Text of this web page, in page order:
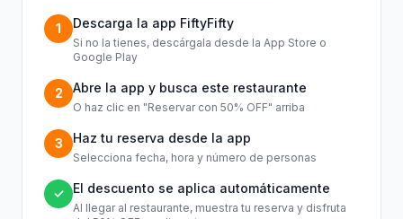
1 Descarga la app FiftyFifty
Si no la tienes, descárgala desde la App Store o
Google Play
2 Abre la app y busca este restaurante
O haz clic en "Reservar con 50% OFF" arriba
3 Haz tu reserva desde la app
Selecciona fecha, hora y número de personas
✓ El descuento se aplica automáticamente
Al llegar al restaurante, muestra tu reserva y disfruta